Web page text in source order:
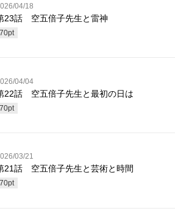
04/18
23話 空五倍子先生と雷神
70pt
04/04
22話 空五倍子先生と最初の日は
70pt
03/21
21話 空五倍子先生と芸術と時間
70pt